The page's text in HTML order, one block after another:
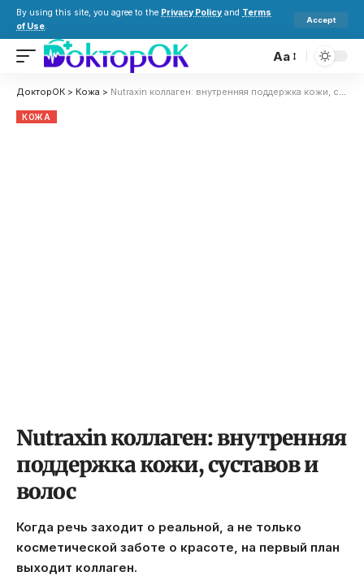
By using this site, you agree to the Privacy Policy and Terms
of Use.
Accept
Aa
ДокторОК > Кожа > Nutraxin коллаген: внутренняя поддержка кожи, суставов и волос
КОЖА
Nutraxin коллаген: внутренняя
поддержка кожи, суставов и
волос
Когда речь заходит о реальной, а не только
косметической заботе о красоте, на первый план
выходит коллаген.